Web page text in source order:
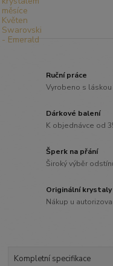
Ruční práce
Vyrobeno s láskou
Dárkové balení
K objednávce od
Šperk na přání
Široký výběr
Originální
Nákup u
Kompletní specifikace